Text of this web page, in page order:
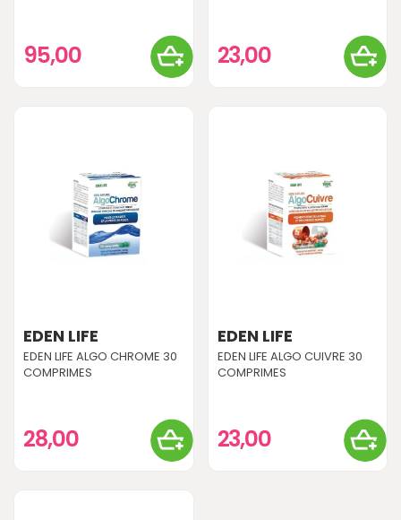
95,00 23,00
EDEN LIFE
EDEN LIFE ALGO CHROME 30
COMPRIMES
28,00
EDEN LIFE
EDEN LIFE ALGO CUIVRE 30
COMPRIMES
23,00